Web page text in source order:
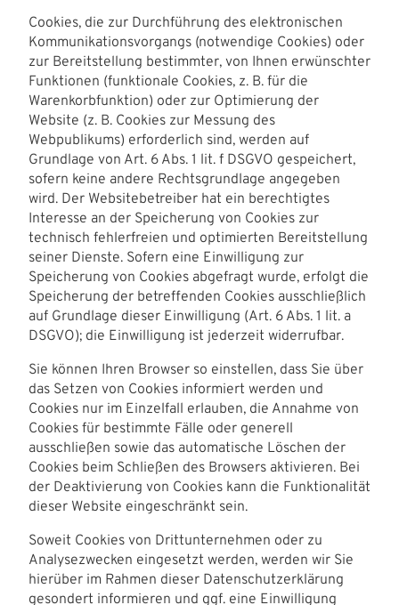
Cookies, die zur Durchführung des elektronischen
Kommunikationsvorgangs (notwendige Cookies) oder
zur Bereitstellung bestimmter, von Ihnen erwünschter
Funktionen (funktionale Cookies, z. B. für die
Warenkorbfunktion) oder zur Optimierung der
Website (z. B. Cookies zur Messung des
Webpublikums) erforderlich sind, werden auf
Grundlage von Art. 6 Abs. 1 lit. f DSGVO gespeichert,
sofern keine andere Rechtsgrundlage angegeben
wird. Der Websitebetreiber hat ein berechtigtes
Interesse an der Speicherung von Cookies zur
technisch fehlerfreien und optimierten Bereitstellung
seiner Dienste. Sofern eine Einwilligung zur
Speicherung von Cookies abgefragt wurde, erfolgt die
Speicherung der betreffenden Cookies ausschließlich
auf Grundlage dieser Einwilligung (Art. 6 Abs. 1 lit. a
DSGVO); die Einwilligung ist jederzeit widerrufbar.
Sie können Ihren Browser so einstellen, dass Sie über
das Setzen von Cookies informiert werden und
Cookies nur im Einzelfall erlauben, die Annahme von
Cookies für bestimmte Fälle oder generell
ausschließen sowie das automatische Löschen der
Cookies beim Schließen des Browsers aktivieren. Bei
der Deaktivierung von Cookies kann die Funktionalität
dieser Website eingeschränkt sein.
Soweit Cookies von Drittunternehmen oder zu
Analysezwecken eingesetzt werden, werden wir Sie
hierüber im Rahmen dieser Datenschutzerklärung
gesondert informieren und ggf. eine Einwilligung